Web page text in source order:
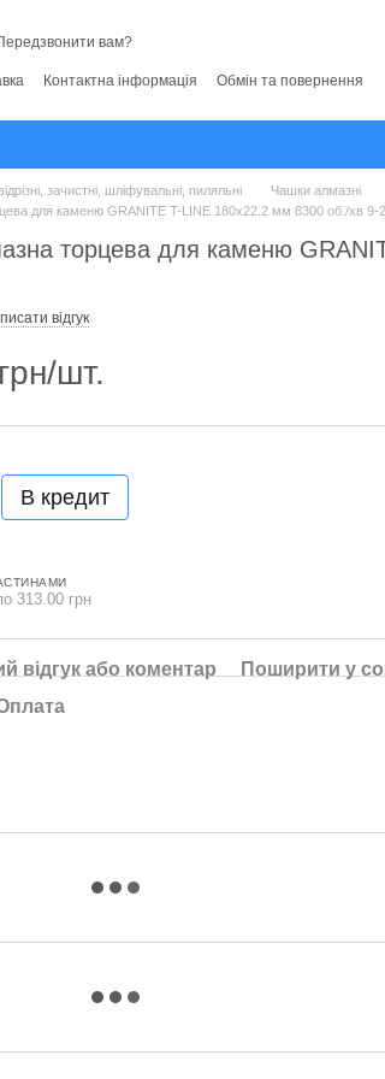
вам?
Контактна інформація Обмін та повернення
зачистні, шліфувальні, пиляльні
Чашки алмазні
для каменю GRANITE T-LINE 180х22.2 мм 8300 об./хв 9-
торцева для каменю
відгук
шт.
В кредит
313.00 грн
відгук або коментар
Поширити у